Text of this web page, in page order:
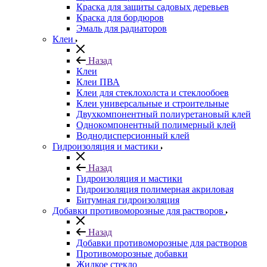
Краска для защиты садовых деревьев
⁠Краска для бордюров
Эмаль для радиаторов
Клеи
Назад
Клеи
Клеи ПВА
Клеи для стеклохолста и стеклообоев
Клеи универсальные и строительные
Двухкомпонентный полиуретановый клей
Однокомпонентный полимерный клей
Воднодисперсионный клей
Гидроизоляция и мастики
Назад
Гидроизоляция и мастики
Гидроизоляция полимерная акриловая
Битумная гидроизоляция
Добавки противоморозные для растворов
Назад
Добавки противоморозные для растворов
Противоморозные добавки
Жидкое стекло